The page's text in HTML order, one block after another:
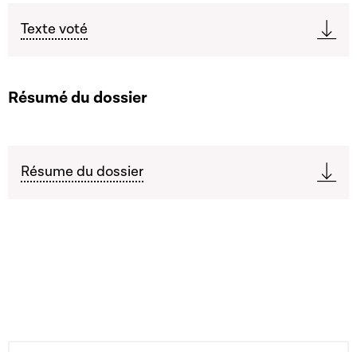
Texte voté
Résumé du dossier
Résume du dossier